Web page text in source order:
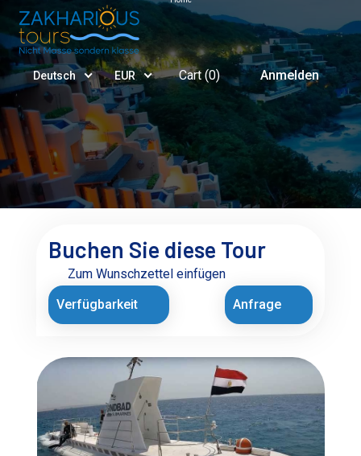
Deutsch EUR Cart (0) Anmelden
Buchen Sie diese Tour
Zum Wunschzettel einfügen
Verfügbarkeit
Anfrage